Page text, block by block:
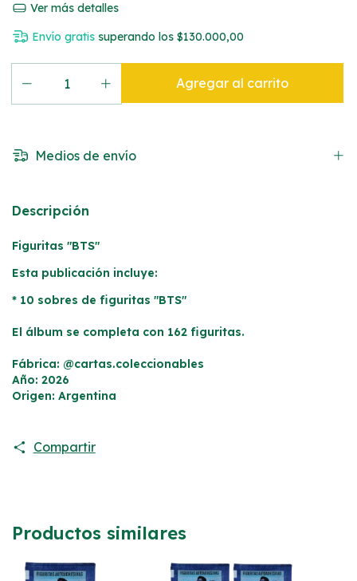
Ver más detalles
Envío gratis superando los$130.000,00
Medios de envío
Descripción
Figuritas "BTS"
Esta publicación incluye:
* 10 sobres de figuritas "BTS"
El álbum se completa con 162 figuritas.
Fábrica: @cartas.coleccionables
Año: 2026
Origen: Argentina
Compartir
Productos similares